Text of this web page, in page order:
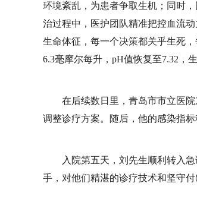
环境紊乱，为患者争取生机；同时
治过程中，医护团队精准把控血流
生命体征，每一个决策都关乎生死
6.3毫摩尔每升，pH值恢复至7.32，
在后续数日里，青岛市市立医
调整诊疗方案。随后，他的感染指
入院第五天，刘先生顺利转入
手，对他们精湛的诊疗技术和坚守